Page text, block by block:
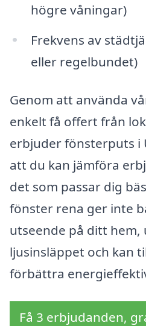
högre våningar)
Frekvens av
eller regelbundet)
Genom att använda
enkelt få offert från
erbjuder fönsterputs i
att du kan jämföra
det som passar dig
fönster rena ger inte
utseende på ditt hem,
ljusinsläppet och kan
förbättra
Få 3 erbjudanden,